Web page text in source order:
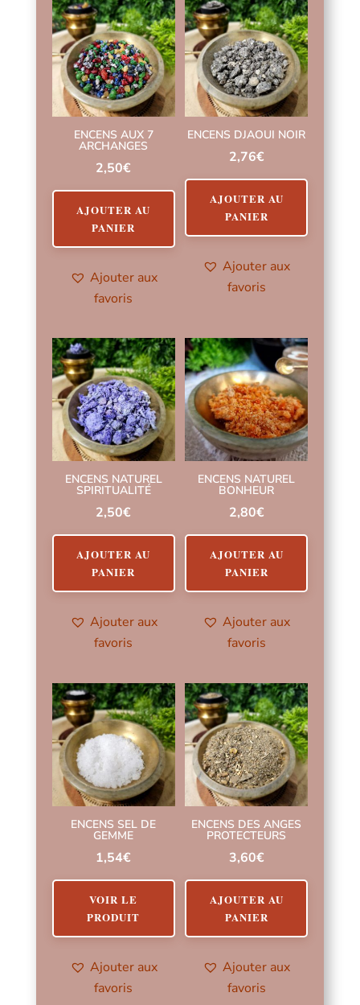
ENCENS AUX 7
ARCHANGES
2,50€
AJOUTER AU
PANIER
Ajouter aux
favoris
ENCENS DJAOUI NOIR
2,76€
AJOUTER AU
PANIER
Ajouter aux
favoris
ENCENS NATUREL
SPIRITUALITÉ
2,50€
AJOUTER AU
PANIER
Ajouter aux
favoris
ENCENS NATUREL
BONHEUR
2,80€
AJOUTER AU
PANIER
Ajouter aux
favoris
ENCENS SEL DE
GEMME
1,54€
VOIR LE
PRODUIT
Ajouter aux
favoris
ENCENS DES ANGES
PROTECTEURS
3,60€
AJOUTER AU
PANIER
Ajouter aux
favoris